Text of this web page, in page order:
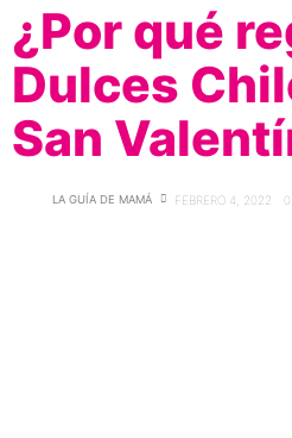
¿Por qué
Dulces
San
LA GUÍA DE MAMÁ FEBRERO 4, 2022 0